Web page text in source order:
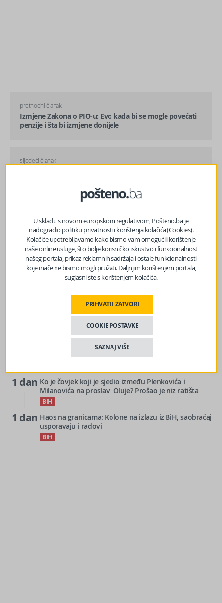
prethodni članak
Izmjene Zakona o PIO-u: Evo kada bi se mogle povećati
penzije i šta bi izmjene donijele
sljedeći članak
Mostar će biti domaćin memorijalne muzičke večeri u
znak sjećanja na Marka Govorčina
Paklene vrućine u BiH: Temperature do 41 stepen
Nastavljeni razgovori Vlade FBiH i predstavnika Nove
Željezare Zenica: Danas bez Nikšića
1 dan Ko je čovjek koji je sjedio između Plenkovića i
Milanovića na proslavi Oluje? Prošao je niz ratišta
BIH
1 dan Haos na granicama: Kolone na izlazu iz BiH, saobraćaj
usporavaju i radovi
BIH
U skladu s novom europskom regulativom, Pošteno.ba je
nadogradio politiku privatnosti i korištenja kolačića (Cookies).
Kolačiće upotrebljavamo kako bismo vam omogućili korištenje
naše online usluge, što bolje korisničko iskustvo i funkcionalnost
našeg portala, prikaz reklamnih sadržaja i ostale funkcionalnosti
koje inače ne bismo mogli pružati. Daljnjim korištenjem portala,
suglasni ste s korištenjem kolačića.
PRIHVATI I ZATVORI
COOKIE POSTAVKE
SAZNAJ VIŠE